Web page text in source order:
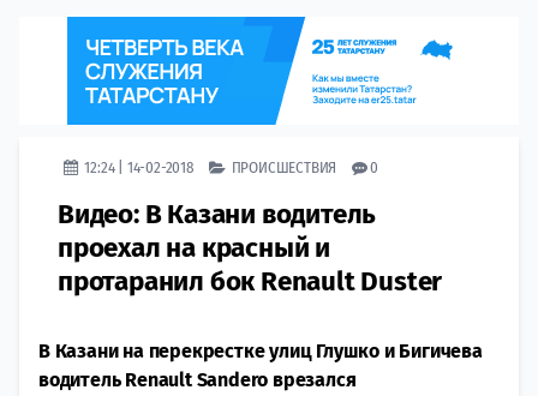
12:24 | 14-02-2018 ПРОИСШЕСТВИЯ 0
Видео: В Казани водитель
проехал на красный и
протаранил бок Renault Duster
В Казани на перекрестке улиц Глушко и Бигичева
водитель Renault Sandero врезался